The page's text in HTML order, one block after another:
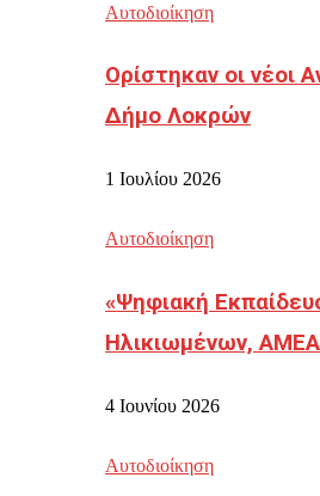
Αυτοδιοίκηση
Ορίστηκαν οι νέοι
Δήμο Λοκρών
1 Ιουλίου 2026
Αυτοδιοίκηση
«Ψηφιακή
Ηλικιωμένων,
4 Ιουνίου 2026
Αυτοδιοίκηση